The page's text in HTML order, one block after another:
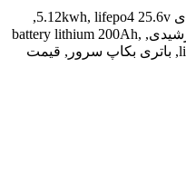
باتری لیتیوم 200 آمپر, باتری خورشیدی 5.12kwh, lifepo4 25.6v,
باتری یورونت, خرید باتری لیتیوم خورشیدی, battery lithium 200Ah,
solar battery 25.6v, خرید باتری lifepo4, باتری بکاپ سرور, قیمت